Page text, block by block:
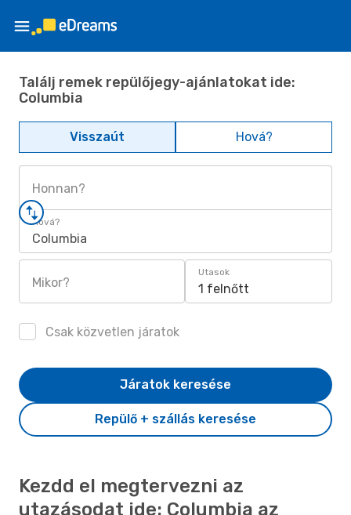
Találj remek repülőjegy-ajánlatokat ide:
Columbia
Visszaút Hová?
Honnan?
Hová?
Columbia
Mikor?
Utasok
1 felnőtt
Csak közvetlen járatok
Repülő + szállás keresése
Járatok keresése
Kezdd el megtervezni az
utazásodat ide: Columbia az